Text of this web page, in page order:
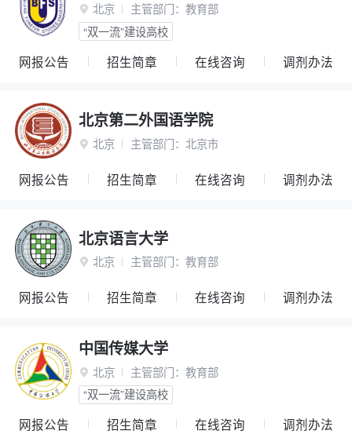
 北京 主管部门： 教育部
“双一流”建设高校
网报公告 招生简章 在线咨询 调剂办法
北京第二外国语学院
 北京 主管部门： 北京市
网报公告 招生简章 在线咨询 调剂办法
北京语言大学
 北京 主管部门： 教育部
网报公告 招生简章 在线咨询 调剂办法
中国传媒大学
 北京 主管部门： 教育部
“双一流”建设高校
网报公告 招生简章 在线咨询 调剂办法